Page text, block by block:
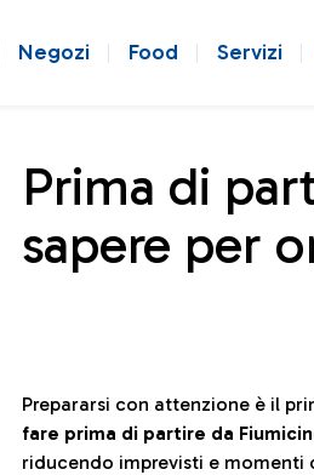
Negozi Food Servizi
Prima di
sapere per
Prepararsi con attenzione è il
fare prima di partire da
riducendo imprevisti e momenti